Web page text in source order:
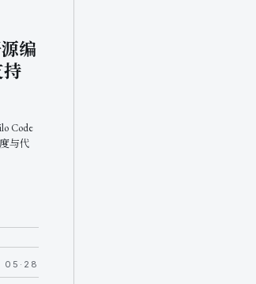
编
Code
与代
05·28